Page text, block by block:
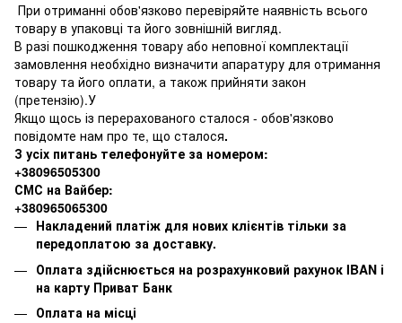
При отриманні обов'язково перевіряйте наявність всього
товару в упаковці та його зовнішній вигляд.
В разі пошкодження товару або неповної комплектації
замовлення необхідно визначити апаратуру для отримання
товару та його оплати, а також прийняти закон
(претензію).У
Якщо щось із перерахованого сталося - обов'язково
повідомте нам про те, що сталося.
З усіх питань телефонуйте за номером:
+38096505300
СМС на Вайбер:
+380965065300
Накладений платіж для нових клієнтів тільки за
передоплатою за доставку.
Оплата здійснюється на розрахунковий рахунок IBAN і
на карту Приват Банк
Оплата на місці